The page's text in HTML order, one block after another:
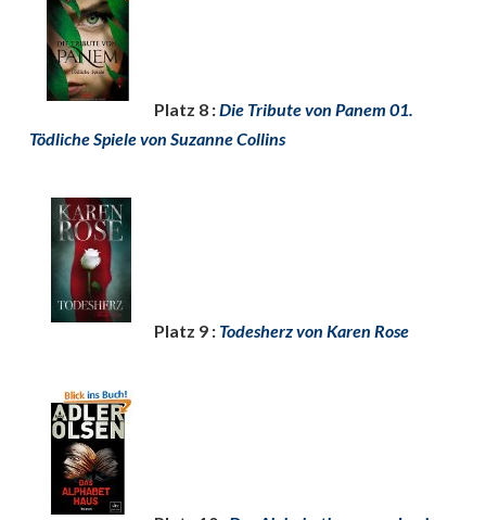
Platz 8 :Die Tribute von Panem 01.
Tödliche Spiele von Suzanne Collins
Platz 9 : Todesherz von Karen Rose